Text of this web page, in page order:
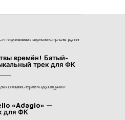
времён! Батый-
трек для ФК
«Adagio» —
для ФК